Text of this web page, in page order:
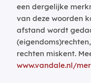
een dergelijke
van deze woorden
afstand wordt
rechten miskent.
www.vandale.nl/